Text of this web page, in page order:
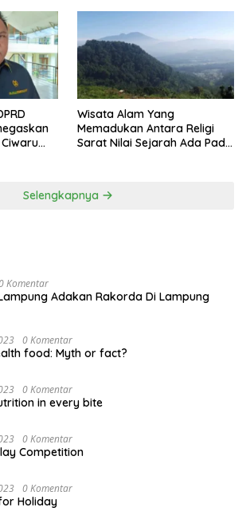
Wisata Alam Yang
Memadukan Antara Religi
Sarat Nilai Sejarah Ada Pada
Selengkapnya
Komentar
Lampung Adakan Rakorda Di Lampung
0 Komentar
food: Myth or fact?
0 Komentar
in every bite
0 Komentar
Competition
0 Komentar
Holiday